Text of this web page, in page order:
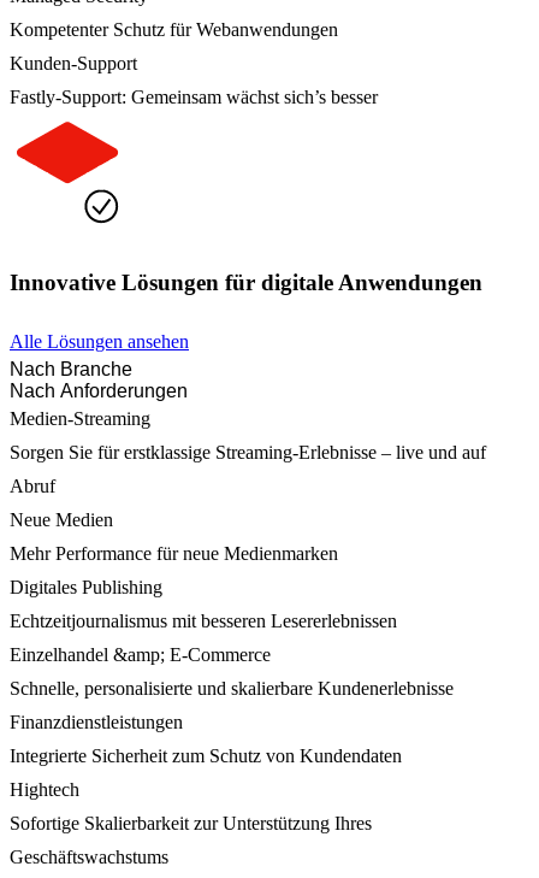
Kompetenter Schutz für Webanwendungen
Kunden-Support
Fastly-Support: Gemeinsam wächst sich’s besser
Innovative Lösungen für digitale Anwendungen
Alle Lösungen ansehen
Nach Branche
Nach Anforderungen
Medien-Streaming
Sorgen Sie für erstklassige Streaming-Erlebnisse – live und auf
Abruf
Neue Medien
Mehr Performance für neue Medienmarken
Digitales Publishing
Echtzeitjournalismus mit besseren Lesererlebnissen
Einzelhandel &amp; E-Commerce
Schnelle, personalisierte und skalierbare Kundenerlebnisse
Finanzdienstleistungen
Integrierte Sicherheit zum Schutz von Kundendaten
Hightech
Sofortige Skalierbarkeit zur Unterstützung Ihres
Geschäftswachstums